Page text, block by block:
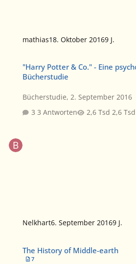
mathias18. Oktober 20169 J.
"Harry Potter & Co." - Eine
Bücherstudie
Bücherstudie,2. September 2016
3 Antworten
2,6
Nelkhart6. September 20169 J.
The History of Middle-earth
7